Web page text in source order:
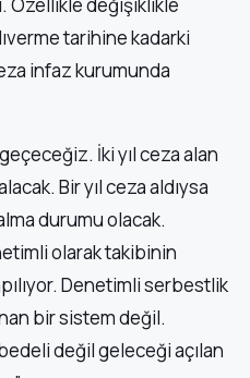
tarihine kadarki
infaz kurumunda
İki yıl ceza alan
Bir yıl ceza aldıysa
durumu olacak.
olarak takibinin
Denetimli serbestlik
bir sistem değil.
değil geleceği açılan